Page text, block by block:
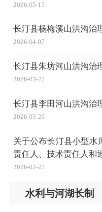
2026-05-15
长汀县杨梅溪山洪沟治
2026-04-07
长汀县朱坊河山洪沟治
2026-03-27
长汀县李田河山洪沟治
2026-03-26
关于公布长汀县小型水
责任人、技术责任人和
2026-02-27
水利与河湖长制